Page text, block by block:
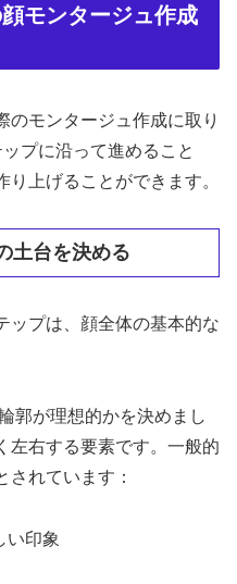
モンタージュ作成
のモンタージュ作成に取り
プに沿って進めること
上げることができます。
土台を決める
ップは、顔全体の基本的な
郭が理想的かを決めまし
左右する要素です。一般的
されています：
い印象